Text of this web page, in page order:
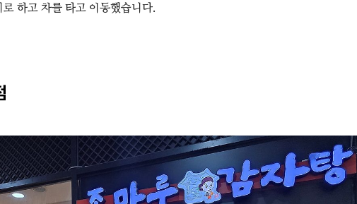
하고 차를 타고 이동했습니다.